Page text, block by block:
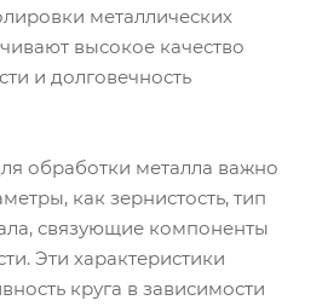
металлических
высокое качество
и долговечность
обработки металла важно
как зернистость, тип
связующие компоненты
Эти характеристики
круга в зависимости